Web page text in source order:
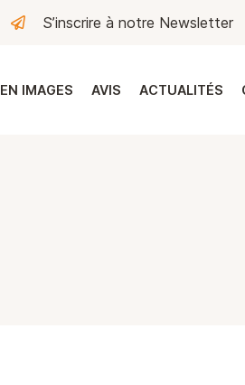
S’inscrire à notre Newsletter
EN IMAGES AVIS ACTUALITÉS